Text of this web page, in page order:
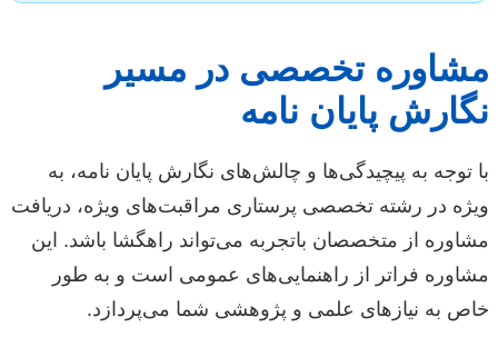
مشاوره تخصصی در مسیر
نگارش پایان نامه
با توجه به پیچیدگی‌ها و چالش‌های نگارش پایان نامه، به
ویژه در رشته تخصصی پرستاری مراقبت‌های ویژه، دریافت
مشاوره از متخصصان باتجربه می‌تواند راهگشا باشد. این
مشاوره فراتر از راهنمایی‌های عمومی است و به طور
خاص به نیازهای علمی و پژوهشی شما می‌پردازد.